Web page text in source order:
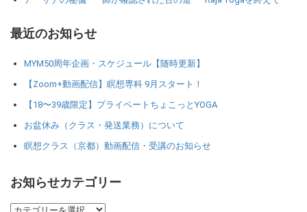
最近のお知らせ
MYM50周年企画・スケジュール【随時更新】
【Zoom+動画配信】瞑想専科 9月スタート！
【18〜39歳限定】プライベートちょこっとYOGA
お盆休み（クラス・発送業務）について
瞑想クラス（京都）動画配信・受講のお知らせ
お知らせカテゴリー